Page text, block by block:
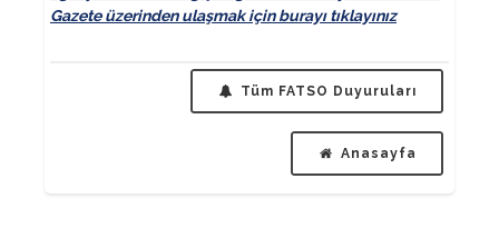
Gazete üzerinden ulaşmak için burayı tıklayınız
Tüm FATSO Duyuruları
Anasayfa